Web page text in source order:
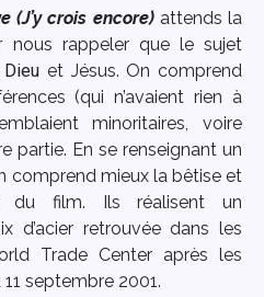
(J’y crois encore)attends la
nous rappeler que le sujet
Dieu et Jésus. On comprend
(qui n’avaient rien à
minoritaires, voire
partie. En se renseignant un
comprend mieux la bêtise et
du film. Ils réalisent un
d’acier retrouvée dans les
Trade Center après les
septembre 2001.